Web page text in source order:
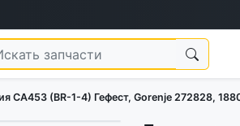
CA453 (BR-1-4) Гефест, Gorenje 272828,